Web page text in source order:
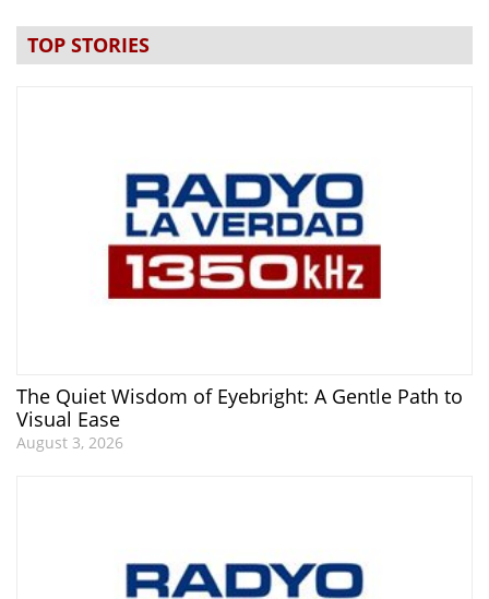
TOP STORIES
The Quiet Wisdom of Eyebright: A Gentle Path to
Visual Ease
August 3, 2026